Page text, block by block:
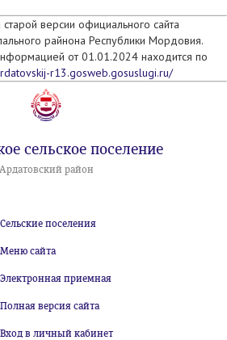
версии официального сайта
райнона Республики Мордовия.
от 01.01.2024 находится по
r13.gosweb.gosuslugi.ru/
сельское поселение
Ардатовский район
Сельские поселения
Меню сайта
Электронная приемная
Полная версия сайта
Вход в личный кабинет